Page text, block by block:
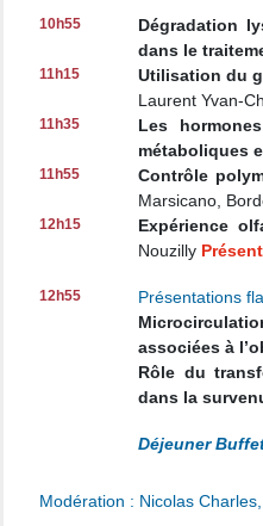
10h55
Dégradation
dans le
11h15
Utilisation du
Laurent Yvan-
11h35
Les
métaboliques
11h55
Contrôle
Marsicano,
12h15
Expérience
Nouzilly
12h55
Présentations
associées à
Rôle du
dans la
Déjeuner
Modération : Nicolas